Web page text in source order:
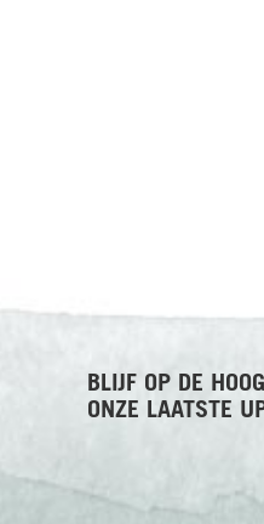
BLIJF OP DE
ONZE LAATSTE